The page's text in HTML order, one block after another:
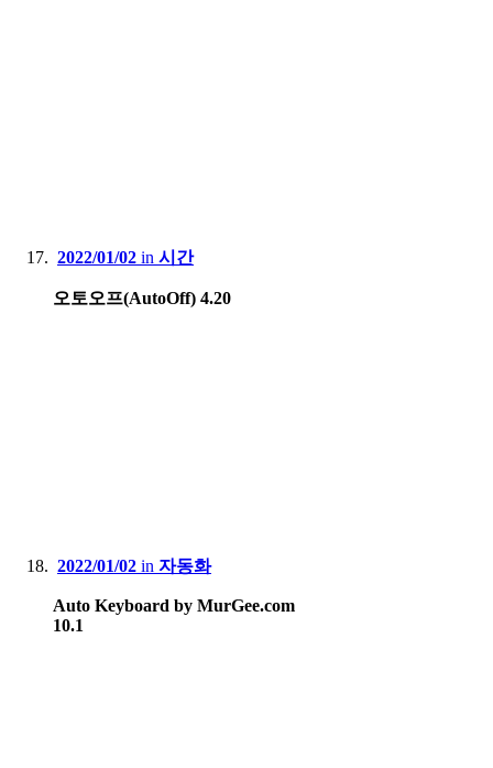
2022/01/02 in 시간
오토오프(AutoOff) 4.20
2022/01/02 in 자동화
Auto Keyboard by MurGee.com
10.1